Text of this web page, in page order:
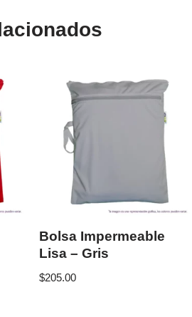
Bolsa Impermeable
Lisa – Gris
$205.00